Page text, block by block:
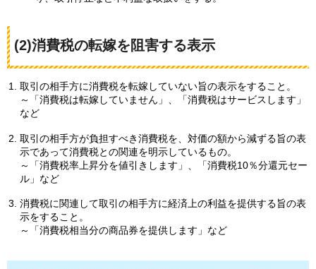
(2)消費税の転嫁を阻害する表示
取引の相手方に消費税を転嫁していない旨の表示をすること。
～「消費税は転嫁していません」、「消費税はサービスします」
など
取引の相手方が負担すべき消費税を、対価の額から減ずる旨の表
示であって消費税との関連を明示しているもの。
～「消費税率上昇分を値引きします」、「消費税10％分還元セー
ル」など
消費税に関連して取引の相手方に経済上の利益を提供する旨の表
示をすること。
～「消費税相当分の商品券を提供します」など